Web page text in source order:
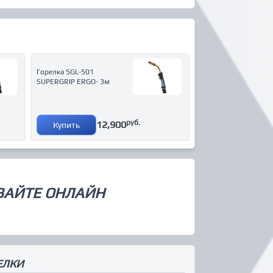
Горелка SGL-501
SUPERGRIP ERGO- 3м
Купить 12,900руб.
ОНЛАЙН